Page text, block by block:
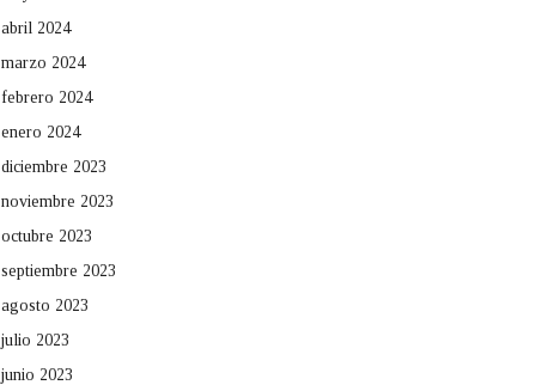
abril 2024
marzo 2024
febrero 2024
enero 2024
diciembre 2023
noviembre 2023
octubre 2023
septiembre 2023
agosto 2023
julio 2023
junio 2023